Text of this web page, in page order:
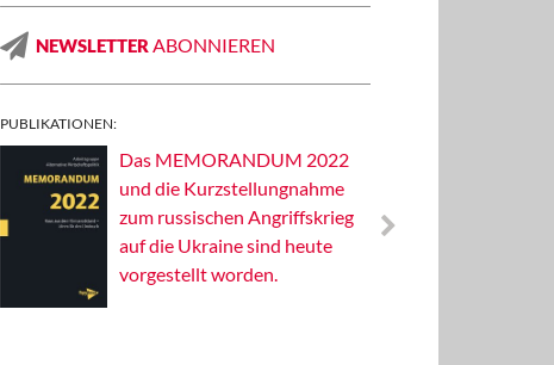
NEWSLETTER ABONNIEREN
PUBLIKATIONEN:
Das MEMORANDUM 2022
und die Kurzstellungnahme
zum russischen Angriffskrieg
auf die Ukraine sind heute
vorgestellt worden.